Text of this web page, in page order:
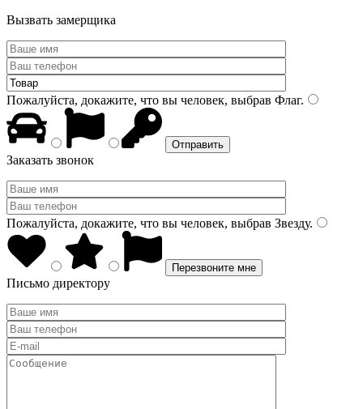
Вызвать замерщика
Пожалуйста, докажите, что вы человек, выбрав Флаг.
Заказать звонок
Пожалуйста, докажите, что вы человек, выбрав Звезду.
Письмо директору